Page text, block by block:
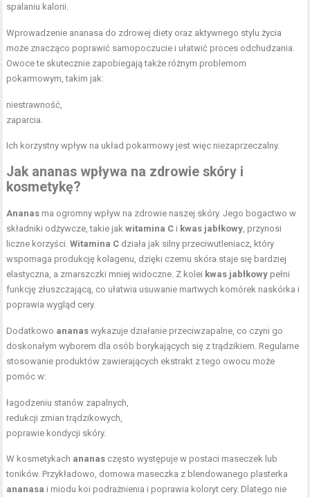
spalaniu kalorii.
Wprowadzenie ananasa do zdrowej diety oraz aktywnego stylu życia
może znacząco poprawić samopoczucie i ułatwić proces odchudzania.
Owoce te skutecznie zapobiegają także różnym problemom
pokarmowym, takim jak:
niestrawność,
zaparcia.
Ich korzystny wpływ na układ pokarmowy jest więc niezaprzeczalny.
Jak ananas wpływa na zdrowie skóry i
kosmetykę?
Ananas ma ogromny wpływ na zdrowie naszej skóry. Jego bogactwo w
składniki odżywcze, takie jakwitamina C i kwas jabłkowy , przynosi
liczne korzyści.Witamina C działa jak silny przeciwutleniacz, który
wspomaga produkcję kolagenu, dzięki czemu skóra staje się bardziej
elastyczna, a zmarszczki mniej widoczne. Z kolei kwas jabłkowy pełni
funkcję złuszczającą, co ułatwia usuwanie martwych komórek naskórka i
poprawia wygląd cery.
Dodatkowo ananas wykazuje działanie przeciwzapalne, co czyni go
doskonałym wyborem dla osób borykających się z trądzikiem. Regularne
stosowanie produktów zawierających ekstrakt z tego owocu może
pomóc w:
łagodzeniu stanów zapalnych,
redukcji zmian trądzikowych,
poprawie kondycji skóry.
W kosmetykach ananas często występuje w postaci maseczek lub
toników. Przykładowo, domowa maseczka z blendowanego plasterka
ananasa i miodu koi podrażnienia i poprawia koloryt cery. Dlatego nie